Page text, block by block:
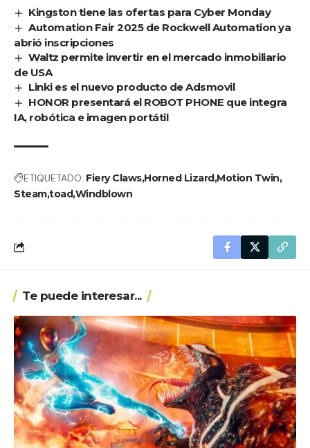
Kingston tiene las ofertas para Cyber Monday
Automation Fair 2025 de Rockwell Automation ya
abrió inscripciones
Waltz permite invertir en el mercado inmobiliario
de USA
Linki es el nuevo producto de Adsmovil
HONOR presentará el ROBOT PHONE que integra
IA, robótica e imagen portátil
ETIQUETADO: Fiery ClawsHorned LizardMotion Twin
SteamtoadWindblown
Te puede interesar...